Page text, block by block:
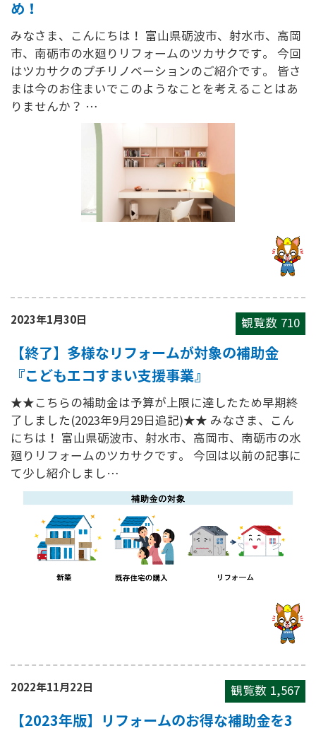
め！
みなさま、こんにちは！ 富山県砺波市、射水市、高岡
市、南砺市の水廻りリフォームのツカサクです。 今回
はツカサクのプチリノベーションのご紹介です。 皆さ
まは今のお住まいでこのようなことを考えることはあ
りませんか？ …
2023年1月30日 観覧数 710
【終了】多様なリフォームが対象の補助金
『こどもエコすまい支援事業』
★★こちらの補助金は予算が上限に達したため早期終
了しました(2023年9月29日追記)★★ みなさま、こん
にちは！ 富山県砺波市、射水市、高岡市、南砺市の水
廻りリフォームのツカサクです。 今回は以前の記事に
て少し紹介しまし…
2022年11月22日 観覧数 1,567
【2023年版】リフォームのお得な補助金を3